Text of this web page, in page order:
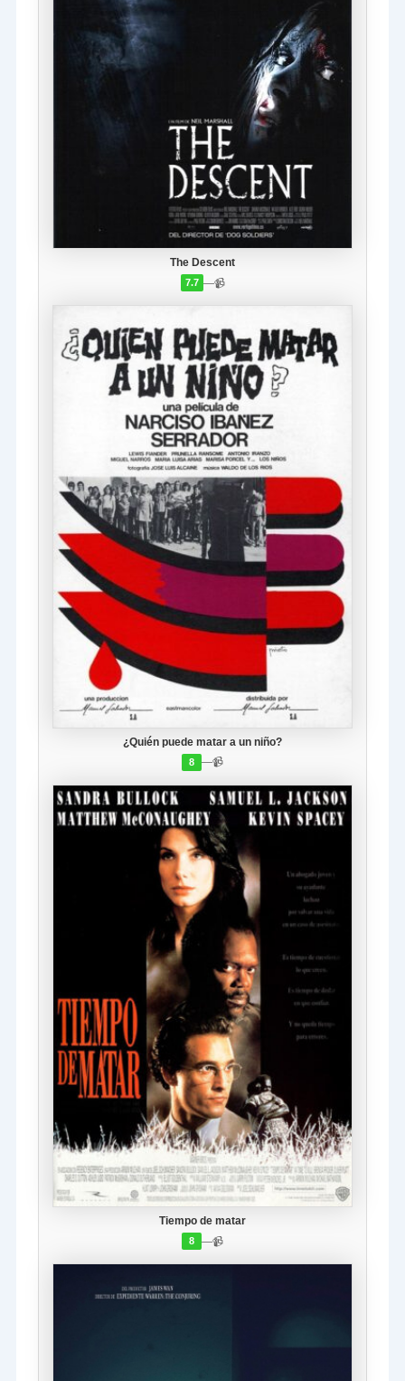
The Descent
7.7 —📹
¿Quién puede matar a un niño?
8 —📹
Tiempo de matar
8 —📹